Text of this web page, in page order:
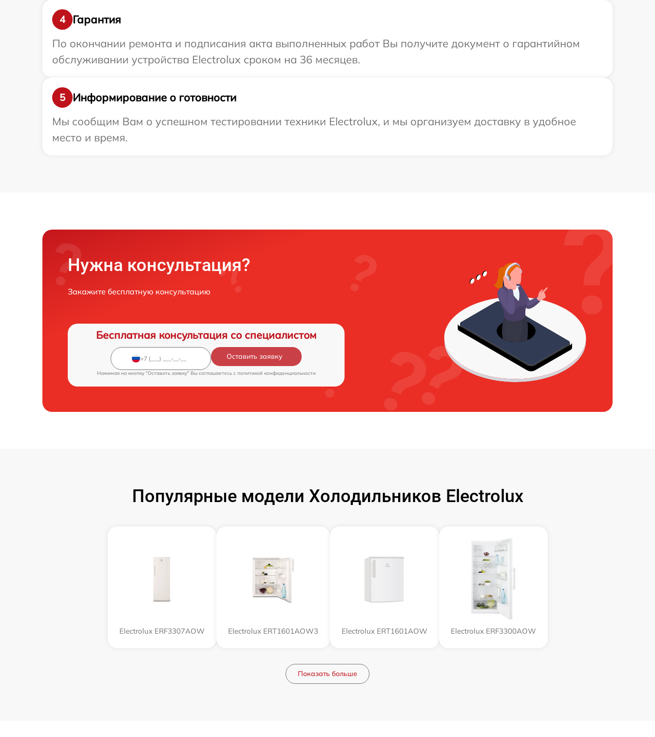
4
Гарантия
По окончании ремонта и подписания акта выполненных работ Вы получите документ о гарантийном
обслуживании устройства Electrolux сроком на 36 месяцев.
5
Информирование о готовности
Мы сообщим Вам о успешном тестировании техники Electrolux, и мы организуем доставку в удобное
место и время.
Нужна консультация?
Закажите бесплатную консультацию
Бесплатная консультация со специалистом
Оставить заявку
Нажимая на кнопку "Оставить заявку" Вы соглашаетесь c политикой конфиденциальности
Популярные модели Холодильников Electrolux
Electrolux ERF3307AOW Electrolux ERT1601AOW3 Electrolux ERT1601AOW Electrolux ERF3300AOW
Показать больше